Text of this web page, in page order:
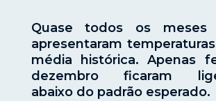
Quase todos os meses
apresentaram
média histórica. Apenas
dezembro ficaram
abaixo do padrão esperado.